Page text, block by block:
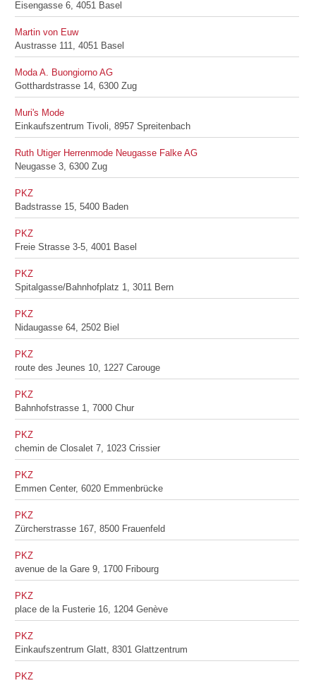
Eisengasse 6, 4051 Basel
Martin von Euw
Austrasse 111, 4051 Basel
Moda A. Buongiorno AG
Gotthardstrasse 14, 6300 Zug
Muri's Mode
Einkaufszentrum Tivoli, 8957 Spreitenbach
Ruth Utiger Herrenmode Neugasse Falke AG
Neugasse 3, 6300 Zug
PKZ
Badstrasse 15, 5400 Baden
PKZ
Freie Strasse 3-5, 4001 Basel
PKZ
Spitalgasse/Bahnhofplatz 1, 3011 Bern
PKZ
Nidaugasse 64, 2502 Biel
PKZ
route des Jeunes 10, 1227 Carouge
PKZ
Bahnhofstrasse 1, 7000 Chur
PKZ
chemin de Closalet 7, 1023 Crissier
PKZ
Emmen Center, 6020 Emmenbrücke
PKZ
Zürcherstrasse 167, 8500 Frauenfeld
PKZ
avenue de la Gare 9, 1700 Fribourg
PKZ
place de la Fusterie 16, 1204 Genève
PKZ
Einkaufszentrum Glatt, 8301 Glattzentrum
PKZ